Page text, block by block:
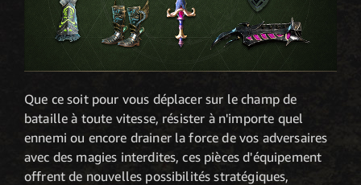
Que ce soit pour vous déplacer sur le champ de
bataille à toute vitesse, résister à n'importe quel
ennemi ou encore drainer la force de vos adversaires
avec des magies interdites, ces pièces d'équipement
offrent de nouvelles possibilités stratégiques,